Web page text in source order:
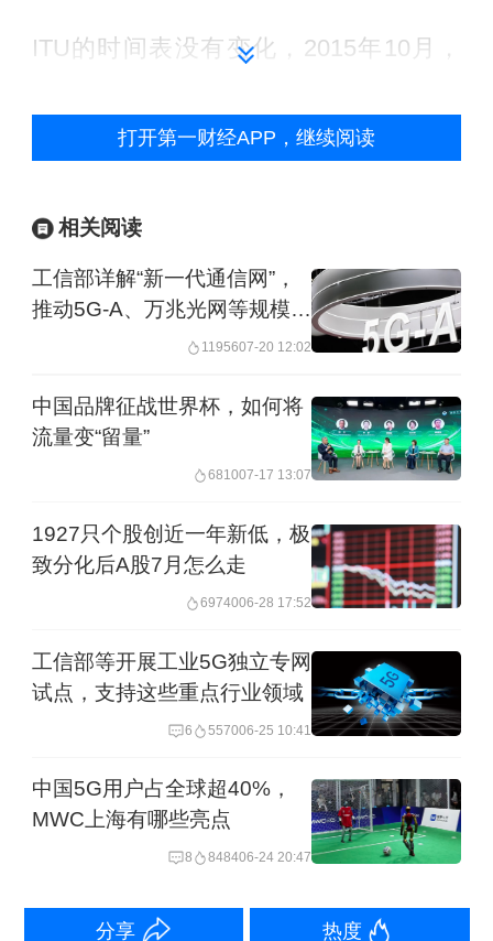
ITU的时间表没有变化，2015年10月，
预计到2017年完成技术征集，在2020年
部署却要早于这个计划。
作为全球拥有最多4G用户的电信运营
商，中国移动的计划在5G全球发展路径
更为明晰时也出现了一些微调。2016年2
月，中国移动董事长尚冰在MWC2016的
GTI(TD-LTE全球发展倡议)峰会上表示计
划在2018年进行商用化产品的研发试验
和试点，并“力争在2020年启动5G网络
商用”。
伴大会上，5G的商用时间节点已经没
有“力争”，而是更为明确的“2020年实现
2017年即开始大规模的5G外场实验，在
2018年开始5G的试商用，相比2015年提
打开第一财经APP，继续阅读
相关阅读
工信部详解“新一代通信网”，
推动5G-A、万兆光网等规模商
1195607-20 12:02
中国品牌征战世界杯，如何将
流量变“留量”
681007-17 13:07
1927只个股创近一年新低，极
致分化后A股7月怎么走
6974006-28 17:52
工信部等开展工业5G独立专网
试点，支持这些重点行业领域
6 557006-25 10:41
中国5G用户占全球超40%，
MWC上海有哪些亮点
8 848406-24 20:47
分享 热度